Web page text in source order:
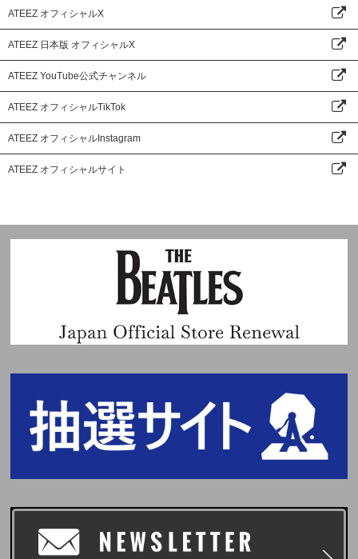
ATEEZ オフィシャルX
ATEEZ 日本版 オフィシャルX
ATEEZ YouTube公式チャンネル
ATEEZ オフィシャルTikTok
ATEEZ オフィシャルInstagram
ATEEZ オフィシャルサイト